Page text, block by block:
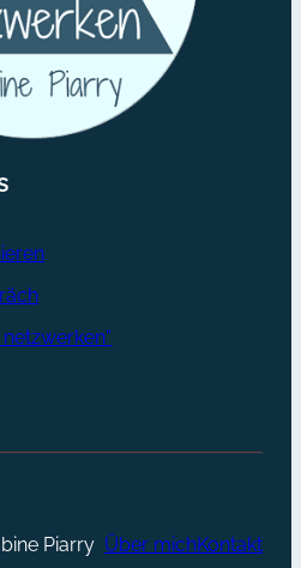
Piarry Über michKontakt